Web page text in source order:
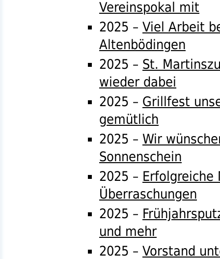
Vereinspokal mit
2025 – Viel Arbeit
Altenbödingen
2025 – St.
wieder dabei
2025 – Grillfest
gemütlich
2025 – Wir
Sonnenschein
2025 – Erfolgreiche
Überraschungen
2025 –
und mehr
2025 – Vorstand